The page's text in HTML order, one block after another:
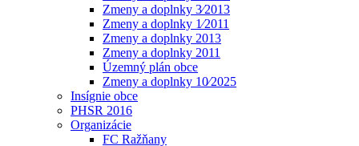
Zmeny a doplnky 3⁄2013
Zmeny a doplnky 1⁄2011
Zmeny a doplnky 2013
Zmeny a doplnky 2011
Územný plán obce
Zmeny a doplnky 10⁄2025
Insígnie obce
PHSR 2016
Organizácie
FC Ražňany